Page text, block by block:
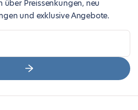
Preissenkungen, neu
und exklusive Angebote.